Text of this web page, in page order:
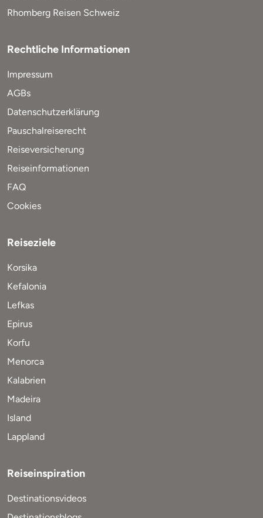
Rhomberg Reisen Schweiz
Rechtliche Informationen
Impressum
AGBs
Datenschutzerklärung
Pauschalreiserecht
Reiseversicherung
Reiseinformationen
FAQ
Cookies
Reiseziele
Korsika
Kefalonia
Lefkas
Epirus
Korfu
Menorca
Kalabrien
Madeira
Island
Lappland
Reiseinspiration
Destinationsvideos